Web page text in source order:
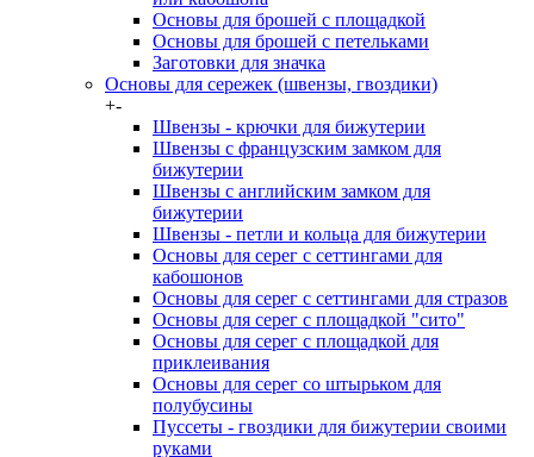
Основы для брошей с площадкой
Основы для брошей с петельками
Заготовки для значка
Основы для сережек (швензы, гвоздики)
+-
Швензы - крючки для бижутерии
Швензы с французским замком для
бижутерии
Швензы с английским замком для
бижутерии
Швензы - петли и кольца для бижутерии
Основы для серег с сеттингами для
кабошонов
Основы для серег с сеттингами для стразов
Основы для серег с площадкой "сито"
Основы для серег с площадкой для
приклеивания
Основы для серег со штырьком для
полубусины
Пуссеты - гвоздики для бижутерии своими
руками